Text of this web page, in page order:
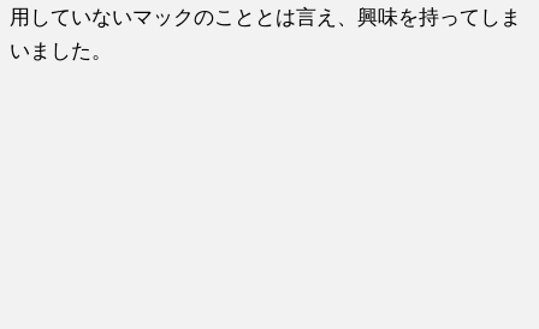
用していないマックのこととは言え、興味を持ってしま
いました。